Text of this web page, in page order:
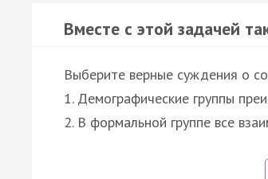
Вместе с этой задачей
Выберите верные суждения о
1. Демографические группы
2. В формальной группе все